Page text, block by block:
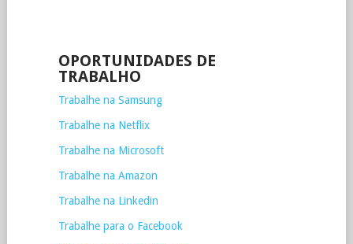
OPORTUNIDADES DE
TRABALHO
Trabalhe na Samsung
Trabalhe na Netflix
Trabalhe na Microsoft
Trabalhe na Amazon
Trabalhe na Linkedin
Trabalhe para o Facebook